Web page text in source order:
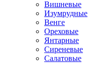
Вишневые
Изумрудные
Венге
Ореховые
Янтарные
Сиреневые
Салатовые